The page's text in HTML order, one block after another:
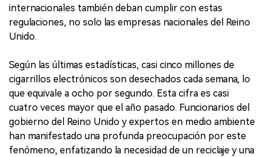
internacionales también deban cumplir con estas
regulaciones, no solo las empresas nacionales del Reino
Unido.
Según las últimas estadísticas, casi cinco millones de
cigarrillos electrónicos son desechados cada semana, lo
que equivale a ocho por segundo. Esta cifra es casi
cuatro veces mayor que el año pasado. Funcionarios del
gobierno del Reino Unido y expertos en medio ambiente
han manifestado una profunda preocupación por este
fenómeno, enfatizando la necesidad de un reciclaje y una